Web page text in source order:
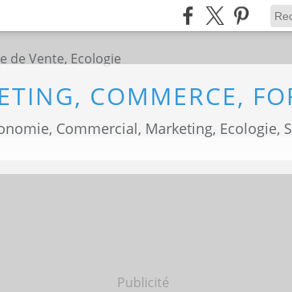
Commercial, Marketing, Ecologie,
Publicité